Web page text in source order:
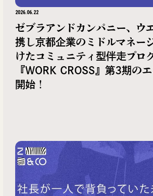
2026.06.22
ゼブラアンドカンパニー、ウ
携し京都企業のミドルマネー
けたコミュニティ型伴走プロ
『WORK CROSS』第3期の
開始！